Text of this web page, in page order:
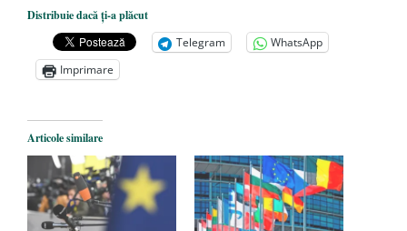
președintele Ucrainei, Volodymyr
Zelensky
- 13 mai 2026
Statul care servește Națiunea
Legea Vexler produce efecte. Bustul
poetului Octavian Goga, înlăturat din Iași
- 16 aprilie 2026
Distribuie dacă ți-a plăcut
Telegram
WhatsApp
Imprimare
Articole similare